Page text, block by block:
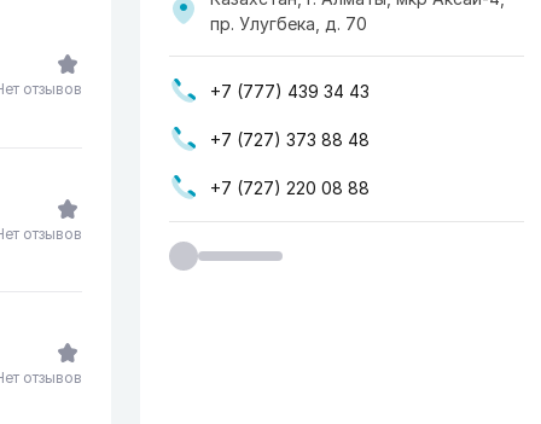
отзывов
отзывов
отзывов
пр. Улугбека, д. 70
+7 (777) 439 34 43
+7 (727) 373 88 48
+7 (727) 220 08 88